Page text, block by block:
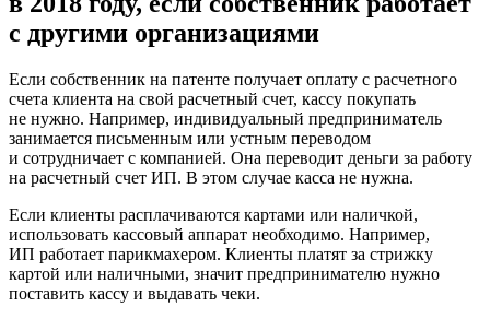
с другими организациями
Если собственник на патенте получает оплату с расчетного
счета клиента на свой расчетный счет, кассу покупать
не нужно. Например, индивидуальный предприниматель
занимается письменным или устным переводом
и сотрудничает с компанией. Она переводит деньги за работу
на расчетный счет ИП. В этом случае касса не нужна.
Если клиенты расплачиваются картами или наличкой,
использовать кассовый аппарат необходимо. Например,
ИП работает парикмахером. Клиенты платят за стрижку
картой или наличными, значит предпринимателю нужно
поставить кассу и выдавать чеки.